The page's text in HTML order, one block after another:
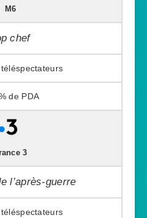
M6
chef
3
l’après-guerre